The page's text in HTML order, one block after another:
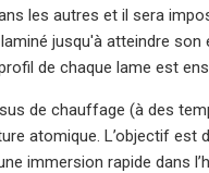
les autres et il sera
jusqu'à atteindre
de chaque lame est
de chauffage (à des
atomique. L’objectif est
immersion rapide dans